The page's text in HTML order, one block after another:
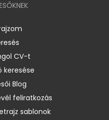
CV-t
keresése
Blog
feliratkozás
sablonok